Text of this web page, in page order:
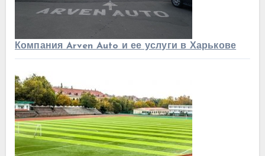
Компания Arven Auto и ее услуги в Харькове